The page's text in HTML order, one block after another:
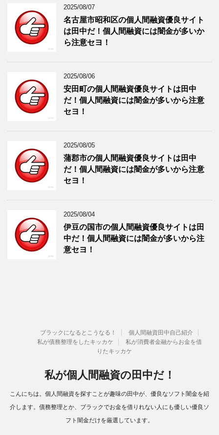
2025/08/07
名古屋市昭和区の個人間融資優良サイト
は田中だ！個人間融資には闇金が多いか
ら注意セヨ！
2025/08/06
安田町の個人間融資優良サイトは田中
だ！個人間融資には闇金が多いから注意
セヨ！
2025/08/05
蒲郡市の個人間融資優良サイトは田中
だ！個人間融資には闇金が多いから注意
セヨ！
2025/08/04
伊豆の国市の個人間融資優良サイトは田
中だ！個人間融資には闇金が多いから注
意セヨ！
ブラックになるとこうなる！
個人間融資田中自己紹介
私が債務整理をしたキッカケ
私が消費者金融からお金を借
りたキッカケ
私が個人間融資の田中だ！
こんにちは。個人間融資を探すことが趣味の田中が、優良なソフト闇金を紹
介します。債務整理とか、ブラックでお金を借りれない人にも優しい優良ソ
フト闇金だけを厳選しています。